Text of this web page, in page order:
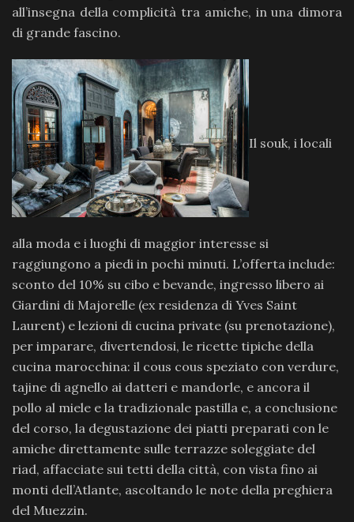
all’insegna della complicità tra amiche, in una dimora
di grande fascino.
Il souk, i locali
alla moda e i luoghi di maggior interesse si
raggiungono a piedi in pochi minuti. L’offerta include:
sconto del 10% su cibo e bevande, ingresso libero ai
Giardini di Majorelle (ex residenza di Yves Saint
Laurent) e lezioni di cucina private (su prenotazione),
per imparare, divertendosi, le ricette tipiche della
cucina marocchina: il cous cous speziato con verdure,
tajine di agnello ai datteri e mandorle, e ancora il
pollo al miele e la tradizionale pastilla e, a conclusione
del corso, la degustazione dei piatti preparati con le
amiche direttamente sulle terrazze soleggiate del
riad, affacciate sui tetti della città, con vista fino ai
monti dell’Atlante, ascoltando le note della preghiera
del Muezzin.